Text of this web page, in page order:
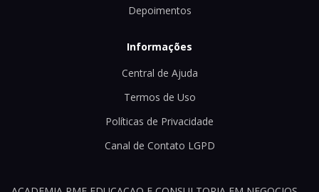
Depoimentos
Informações
Central de Ajuda
Termos de Uso
Políticas de Privacidade
Canal de Contato LGPD